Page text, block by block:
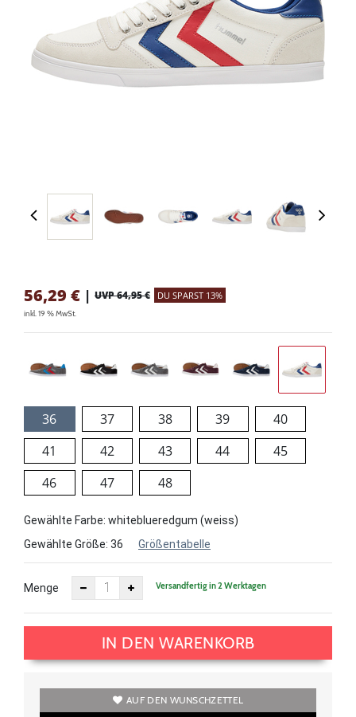
56,29 € | UVP 64,95 € DU SPARST 13%
inkl. 19 % MwSt.
36 37 38 39
40
41
42 43 44
45
46
47 48
Gewählte Farbe: whiteblueredgum (weiss)
Gewählte Größe: 36 Größentabelle
Menge Versandfertig in 2 Werktagen
IN DEN WARENKORB
AUF DEN WUNSCHZETTEL